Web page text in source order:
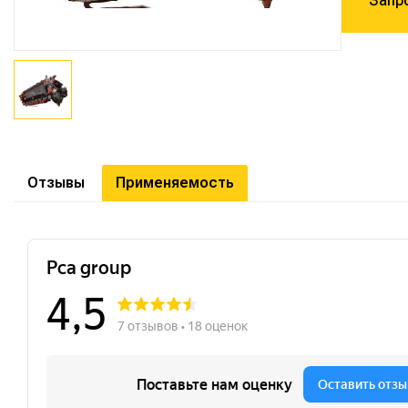
Отзывы Применяемость